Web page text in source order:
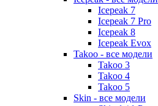
Icepeak 7
Icepeak 7 Pro
Icepeak 8
Icepeak Evox
Takoo - все модели
Takoo 3
Takoo 4
Takoo 5
Skin - все модели